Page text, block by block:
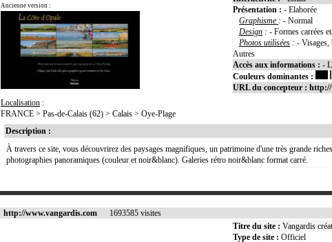
Ancienne version :
Localisation :
FRANCE > Pas-de-Calais (62) > Calais > Oye-Plage
Présentation : - Elaborée
Graphisme : - Normal
Design : - Formes carrées
Photos utilisées : - Visages,
Autres
Accès aux informations : -
Couleurs dominantes :
URL du concepteur : http://
Description :
À travers ce site, vous découvrirez des paysages magnifiques, un patrimoine d'une très grande
photographies panoramiques (couleur et noir&blanc). Galeries rétro noir&blanc format carré.
http://www.vangardis.com 1693585 visites
Titre du site : Vangardis
Type de site : Officiel